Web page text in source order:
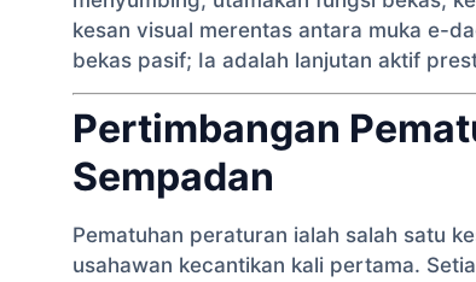
kesan visual merentas antara muka e-
bekas pasif; Ia adalah lanjutan aktif
Pertimbangan
Sempadan
Pematuhan peraturan ialah salah satu
usahawan kecantikan kali pertama.